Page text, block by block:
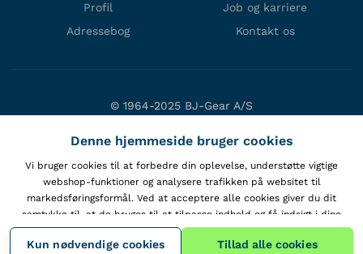
Profil
Adressebog
Job og karriere
Kontakt os
© 1964-2025 BJ-Gear A/S
DK-8660 Skanderborg
Denmark
VAT: DK10166470
Denne hjemmeside bruger cookies
Vi bruger cookies til at forbedre din oplevelse, understøtte vigtige
webshop-funktioner og analysere trafikken på websitet til
markedsføringsformål. Ved at acceptere alle cookies giver du dit
samtykke til, at de bruges til at tilpasse indhold og få indsigt i dine
interaktioner med vores hjemmeside.Vis cookiepolitik.
Kun nødvendige cookies Tillad alle cookies